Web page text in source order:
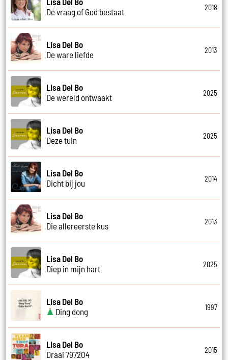
De vraag of God bestaat
2018
Lisa Del Bo
De ware liefde
2013
Lisa Del Bo
De wereld ontwaakt
2025
Lisa Del Bo
Deze tuin
2025
Lisa Del Bo
Dicht bij jou
2014
Lisa Del Bo
Die allereerste kus
2013
Lisa Del Bo
Diep in mijn hart
2025
Lisa Del Bo
Ding dong
1997
Lisa Del Bo
Draai 797204
2015